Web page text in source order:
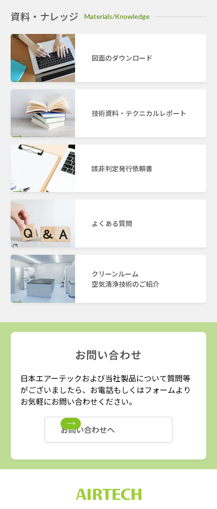
資料・ナレッジ Materials/Knowledge
図面のダウンロード
技術資料・テクニカルレポート
該非判定発行依頼書
よくある質問
クリーンルーム
空気清浄技術のご紹介
お問い合わせ
日本エアーテックおよび当社製品について質問等
がございましたら、お電話もしくはフォームより
お気軽にお問い合わせください。
お問い合わせへ